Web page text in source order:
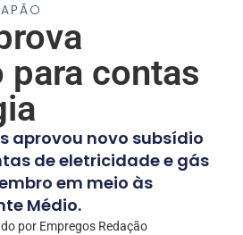
contas
aprovou novo subsídio
de eletricidade e gás
em meio às
Médio.
porEmpregos Redação